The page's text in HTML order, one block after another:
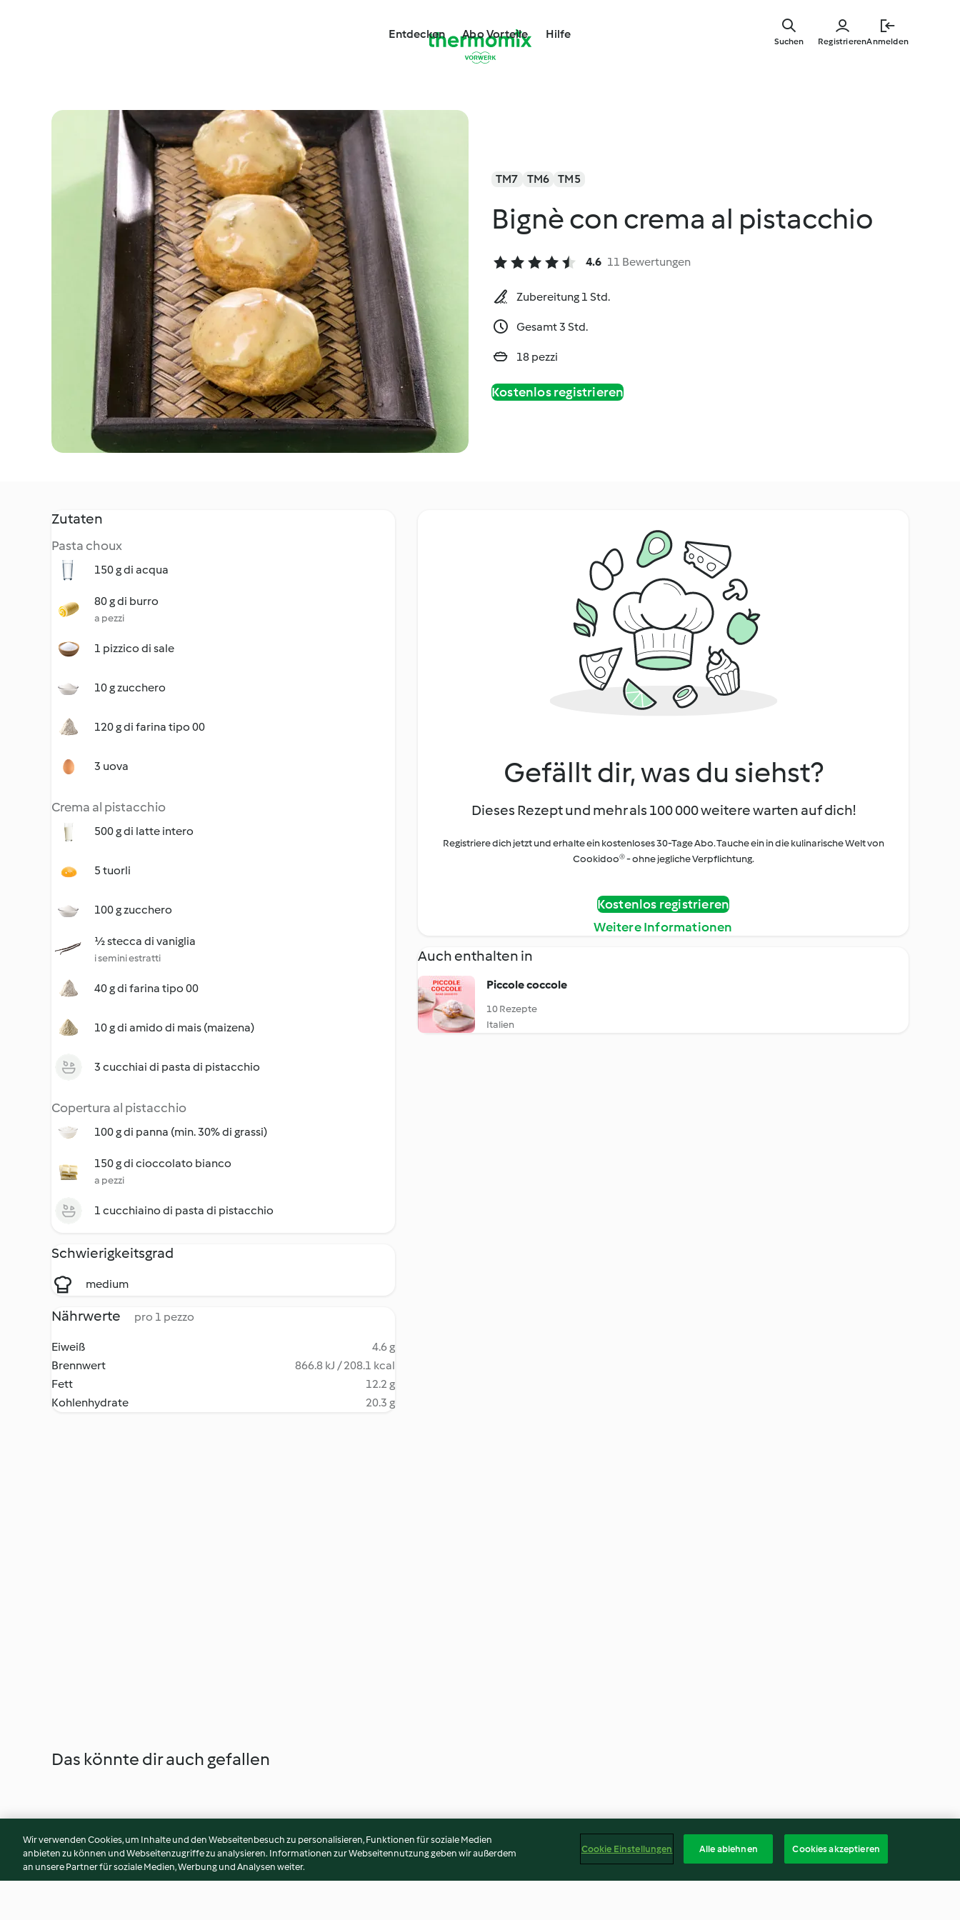
Entdecken Abo Vorteile Hilfe
RegistrierenAnmelden
Suchen
TM7 TM6 TM5
Bignè con crema al pistacchio
4.6 11 Bewertungen
Zubereitung 1 Std.
Gesamt 3 Std.
18 pezzi
Kostenlos registrieren
Zutaten
Pasta choux
150 g di acqua
80 g di burro
a pezzi
1 pizzico di sale
10 g zucchero
120 g di farina tipo 00
3 uova
Crema al pistacchio
500 g di latte intero
5 tuorli
100 g zucchero
½ stecca di vaniglia
i semini estratti
40 g di farina tipo 00
10 g di amido di mais (maizena)
3 cucchiai di pasta di pistacchio
Copertura al pistacchio
100 g di panna (min. 30% di grassi)
150 g di cioccolato bianco
a pezzi
1 cucchiaino di pasta di pistacchio
Schwierigkeitsgrad
medium
Nährwerte pro 1 pezzo
Eiweiß
4.6 g
Brennwert
866.8 kJ / 208.1 kcal
Fett
12.2 g
Kohlenhydrate
20.3 g
Gefällt dir, was du siehst?
Dieses Rezept und mehr als 100 000 weitere warten auf dich!
Registriere dich jetzt und erhalte ein kostenloses 30-Tage Abo. Tauche ein in die kulinarische Welt von
Cookidoo® - ohne jegliche Verpflichtung.
Kostenlos registrieren
Weitere Informationen
Auch enthalten in
Piccole coccole
10 Rezepte
Italien
Das könnte dir auch gefallen
Wir verwenden Cookies, um Inhalte und den Webseitenbesuch zu personalisieren, Funktionen für soziale Medien
anbieten zu können und Webseitenzugriffe zu analysieren. Informationen zur Webseitennutzung geben wir außerdem
an unsere Partner für soziale Medien, Werbung und Analysen weiter.
Cookie Einstellungen Alle ablehnen Cookies akzeptieren